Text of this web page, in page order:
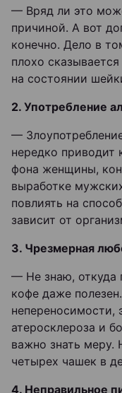
— Вряд ли это
причиной. А вот
конечно. Дело в
плохо
на состоянии
2. Употребление
—
нередко приводит
фона женщины,
выработке
повлиять на
зависит от
3. Чрезмерная
— Не знаю, откуда
кофе даже
непереносимости,
атеросклероза и
важно знать меру.
четырех чашек в
4. Неправильное